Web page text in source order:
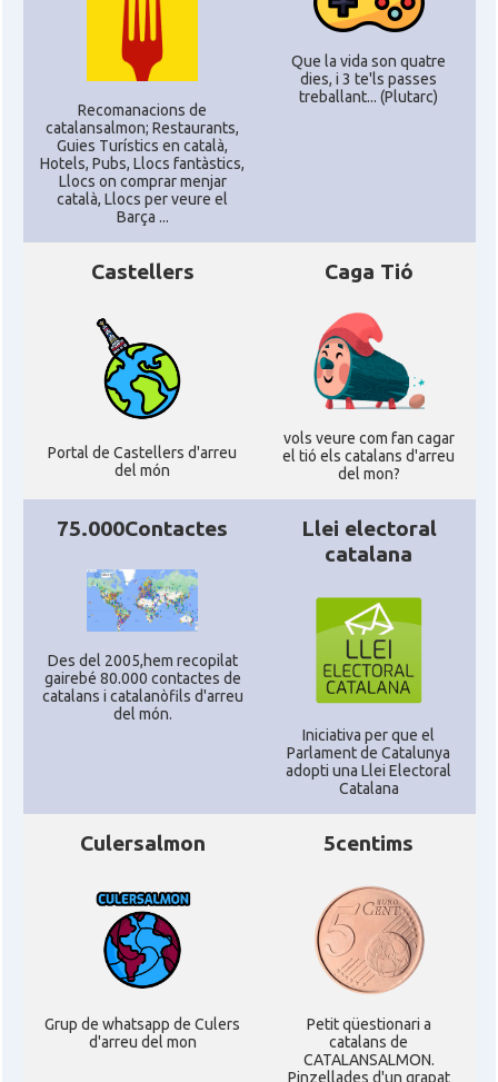
Recomanacions de
catalansalmon; Restaurants,
Guies Turístics en català,
Hotels, Pubs, Llocs fantàstics,
Llocs on comprar menjar
català, Llocs per veure el
Barça ...
Que la vida son quatre
dies, i 3 te'ls passes
treballant... (Plutarc)
Castellers
Portal de Castellers d'arreu
del món
Caga Tió
vols veure com fan cagar
el tió els catalans d'arreu
del mon?
75.000Contactes
Des del 2005,hem recopilat
gairebé 80.000 contactes de
catalans i catalanòfils d'arreu
del món.
Llei electoral
catalana
Iniciativa per que el
Parlament de Catalunya
adopti una Llei Electoral
Catalana
Culersalmon
Grup de whatsapp de Culers
d'arreu del mon
5centims
Petit qüestionari a
catalans de
CATALANSALMON.
Pinzellades d'un grapat